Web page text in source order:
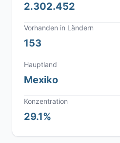
2.302.452
Vorhanden in Ländern
153
Hauptland
Mexiko
Konzentration
29.1%